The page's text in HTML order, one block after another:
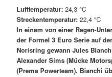
Lufttemperatur: 24,3 °C
Streckentemperatur: 22,4 °C
In einem von einer Regen-
der Formel 3 Euro Serie auf
Norisring gewann Jules
Alexander Sims (Mücke
(Prema Powerteam). Bianchi